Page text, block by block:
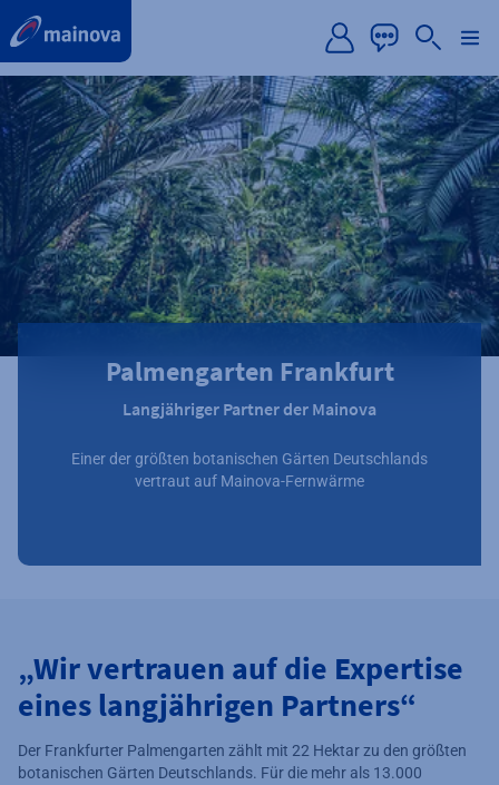
Palmengarten Frankfurt
Langjähriger Partner der Mainova
Einer der größten botanischen Gärten Deutschlands
vertraut auf Mainova-Fernwärme
„Wir vertrauen auf die Expertise
eines langjährigen Partners“
Der Frankfurter Palmengarten zählt mit 22 Hektar zu den größten
botanischen Gärten Deutschlands. Für die mehr als 13.000